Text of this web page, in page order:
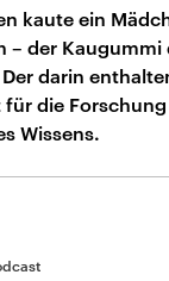
kaute ein
– der Kaugummi
darin
für die
Wissens.